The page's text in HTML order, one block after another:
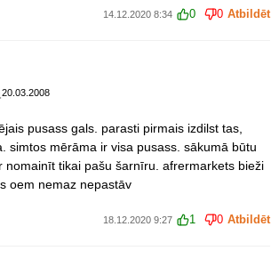
14.12.2020 8:34 0 0 Atbildēt
20.03.2008
pusass gals. parasti pirmais izdilst tas,
simtos mērāma ir visa pusass. sākumā būtu
nomainīt tikai pašu šarnīru. afrermarkets bieži
oem nemaz nepastāv
18.12.2020 9:27 1 0 Atbildēt